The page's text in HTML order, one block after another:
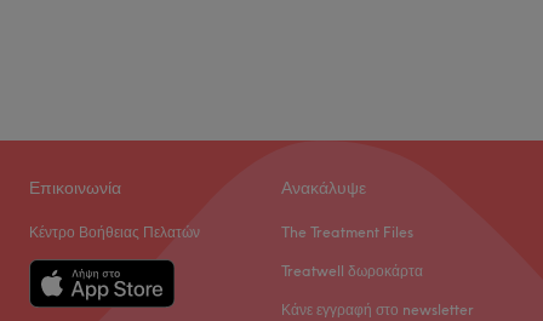
Επικοινωνία
Κέντρο Βοήθειας Πελατών
Ανακάλυψε
The Treatment Files
Treatwell δωροκάρτα
Κάνε εγγραφή στο newsletter